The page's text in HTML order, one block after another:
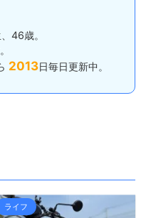
46歳。
2013日毎日更新中。
ライフ